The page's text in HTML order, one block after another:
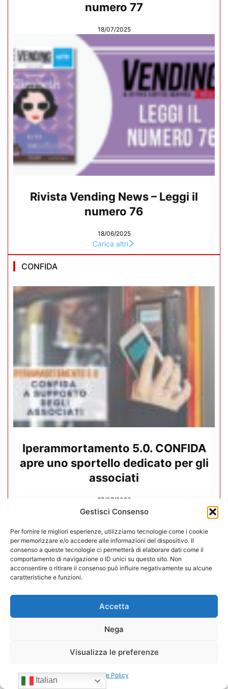
Gestisci Consenso
Per fornire le migliori esperienze, utilizziamo tecnologie come i cookie
per memorizzare e/o accedere alle informazioni del dispositivo. Il
consenso a queste tecnologie ci permetterà di elaborare dati come il
comportamento di navigazione o ID unici su questo sito. Non
acconsentire o ritirare il consenso può influire negativamente su alcune
caratteristiche e funzioni.
Accetta
Nega
Visualizza le preferenze
Cookie Policy
numero 77
18/07/2025
Rivista Vending News – Leggi il
numero 76
18/06/2025
Carica altri
CONFIDA
Iperammortamento 5.0. CONFIDA
apre uno sportello dedicato per gli
associati
27/07/2026
associati
Italian